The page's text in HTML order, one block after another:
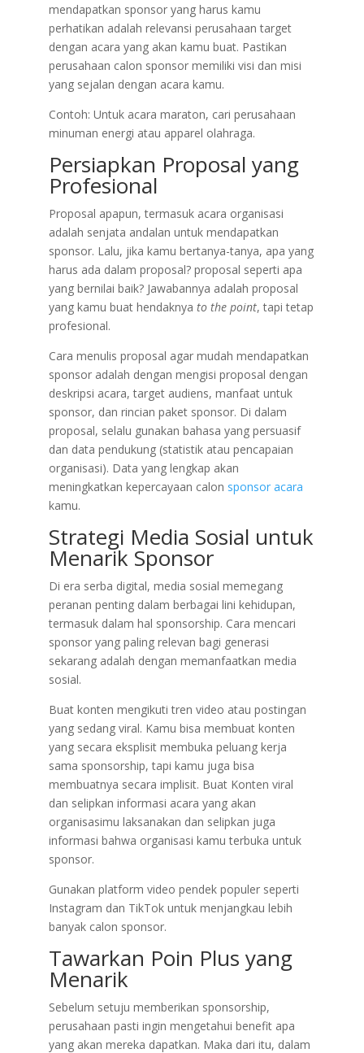
mendapatkan sponsor yang harus kamu
perhatikan adalah relevansi perusahaan target
dengan acara yang akan kamu buat. Pastikan
perusahaan calon sponsor memiliki visi dan misi
yang sejalan dengan acara kamu.
Contoh: Untuk acara maraton, cari perusahaan
minuman energi atau apparel olahraga.
Persiapkan Proposal yang
Profesional
Proposal apapun, termasuk acara organisasi
adalah senjata andalan untuk mendapatkan
sponsor. Lalu, jika kamu bertanya-tanya, apa yang
harus ada dalam proposal? proposal seperti apa
yang bernilai baik? Jawabannya adalah proposal
yang kamu buat hendaknya to the point, tapi tetap
profesional.
Cara menulis proposal agar mudah mendapatkan
sponsor adalah dengan mengisi proposal dengan
deskripsi acara, target audiens, manfaat untuk
sponsor, dan rincian paket sponsor. Di dalam
proposal, selalu gunakan bahasa yang persuasif
dan data pendukung (statistik atau pencapaian
organisasi). Data yang lengkap akan
meningkatkan kepercayaan calon sponsor acara
kamu.
Strategi Media Sosial untuk
Menarik Sponsor
Di era serba digital, media sosial memegang
peranan penting dalam berbagai lini kehidupan,
termasuk dalam hal sponsorship. Cara mencari
sponsor yang paling relevan bagi generasi
sekarang adalah dengan memanfaatkan media
sosial.
Buat konten mengikuti tren video atau postingan
yang sedang viral. Kamu bisa membuat konten
yang secara eksplisit membuka peluang kerja
sama sponsorship, tapi kamu juga bisa
membuatnya secara implisit. Buat Konten viral
dan selipkan informasi acara yang akan
organisasimu laksanakan dan selipkan juga
informasi bahwa organisasi kamu terbuka untuk
sponsor.
Gunakan platform video pendek populer seperti
Instagram dan TikTok untuk menjangkau lebih
banyak calon sponsor.
Tawarkan Poin Plus yang
Menarik
Sebelum setuju memberikan sponsorship,
perusahaan pasti ingin mengetahui benefit apa
yang akan mereka dapatkan. Maka dari itu, dalam